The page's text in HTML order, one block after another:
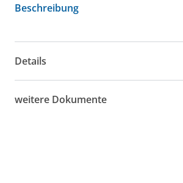
Beschreibung
Details
weitere Dokumente